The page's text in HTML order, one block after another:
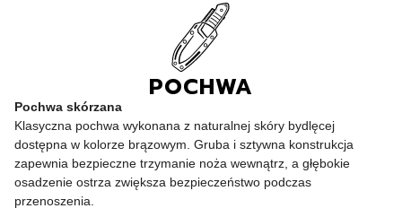
POCHWA
Pochwa skórzana
Klasyczna pochwa wykonana z naturalnej skóry bydlęcej
dostępna w kolorze brązowym. Gruba i sztywna konstrukcja
zapewnia bezpieczne trzymanie noża wewnątrz, a głębokie
osadzenie ostrza zwiększa bezpieczeństwo podczas
przenoszenia.